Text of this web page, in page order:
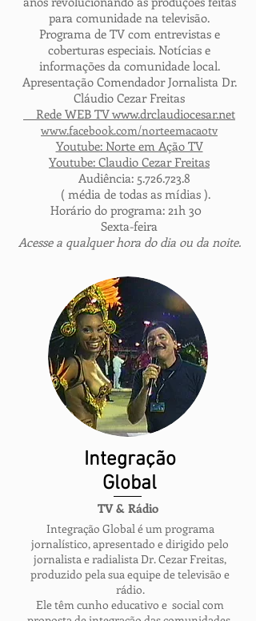
para comunidade na televisão.
Programa de TV com entrevistas e
coberturas especiais. Notícias e
informações da comunidade local.
Apresentação Comendador Jornalista Dr.
Cláudio Cezar Freitas
Rede WEB TVwww.drclaudiocesar.net
www.facebook.com/norteemacaotv
Youtube: Norte em Ação TV
Youtube: Claudio Cezar Freitas
Audiência: 5.726.723.8
( média de todas as mídias ).
Horário do programa: 21h 30
Sexta-feira
Acesse a qualquer hora do dia ou da noite.
Integração
Global
TV & Rádio
Integração Global é um programa
jornalístico, apresentado e dirigido pelo
jornalista e radialista Dr. Cezar Freitas,
produzido pela sua equipe de televisão e
rádio.
Ele têm cunho educativo e social com